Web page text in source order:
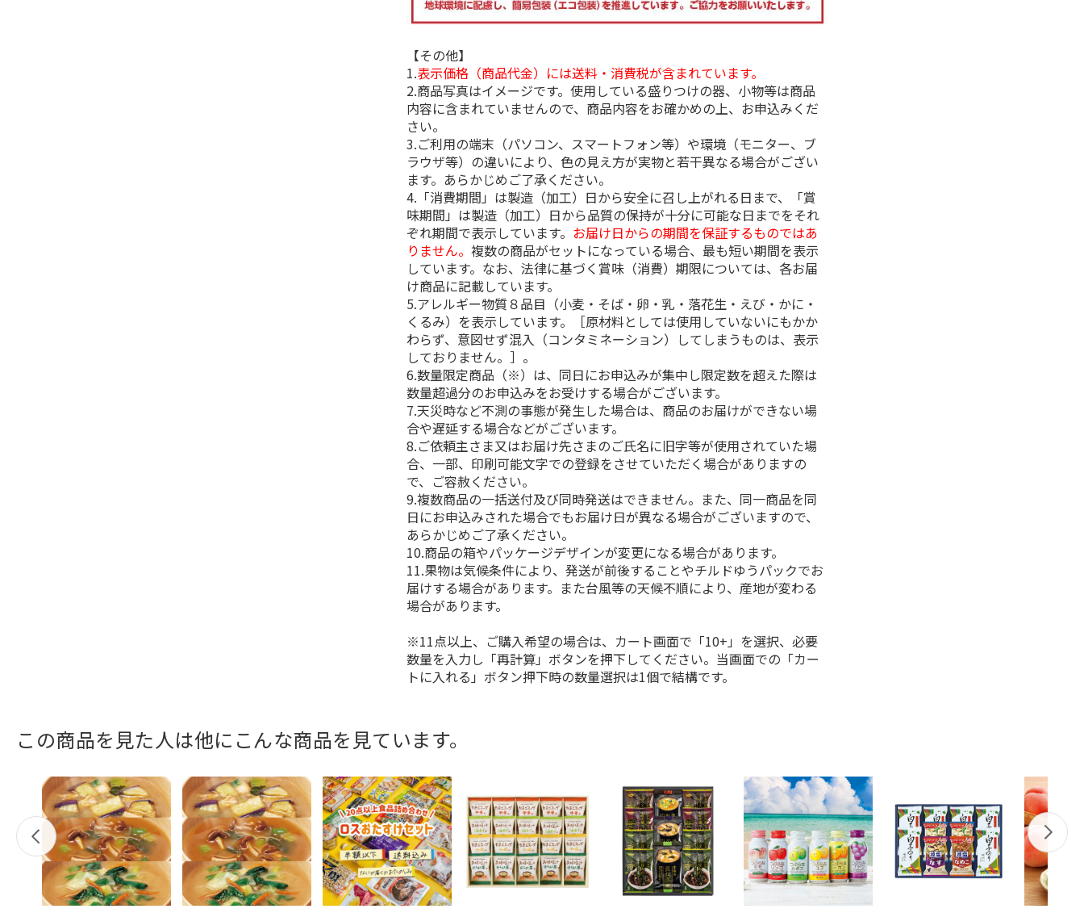
【その他】
1.表示価格（商品代金）には送料・消費税が含まれています。
2.商品写真はイメージです。使用している盛りつけの器、小物等は商品
内容に含まれていませんので、商品内容をお確かめの上、お申込みくだ
さい。
3.ご利用の端末（パソコン、スマートフォン等）や環境（モニター、ブ
ラウザ等）の違いにより、色の見え方が実物と若干異なる場合がござい
ます。あらかじめご了承ください。
4.「消費期間」は製造（加工）日から安全に召し上がれる日まで、「賞
味期間」は製造（加工）日から品質の保持が十分に可能な日までをそれ
ぞれ期間で表示しています。 お届け日からの期間を保証するものではあ
りません。複数の商品がセットになっている場合、最も短い期間を表示
しています。なお、法律に基づく賞味（消費）期限については、各お届
け商品に記載しています。
5.アレルギー物質８品目（小麦・そば・卵・乳・落花生・えび・かに・
くるみ）を表示しています。［原材料としては使用していないにもかか
わらず、意図せず混入（コンタミネーション）してしまうものは、表示
しておりません。］。
6.数量限定商品（※）は、同日にお申込みが集中し限定数を超えた際は
数量超過分のお申込みをお受けする場合がございます。
7.天災時など不測の事態が発生した場合は、商品のお届けができない場
合や遅延する場合などがございます。
8.ご依頼主さま又はお届け先さまのご氏名に旧字等が使用されていた場
合、一部、印刷可能文字での登録をさせていただく場合がありますの
で、ご容赦ください。
9.複数商品の一括送付及び同時発送はできません。また、同一商品を同
日にお申込みされた場合でもお届け日が異なる場合がございますので、
あらかじめご了承ください。
10.商品の箱やパッケージデザインが変更になる場合があります。
11.果物は気候条件により、発送が前後することやチルドゆうパックでお
届けする場合があります。また台風等の天候不順により、産地が変わる
場合があります。
※11点以上、ご購入希望の場合は、カート画面で「10+」を選択、必要
数量を入力し「再計算」ボタンを押下してください。当画面での「カー
トに入れる」ボタン押下時の数量選択は1個で結構です。
この商品を見た人は他にこんな商品を見ています。